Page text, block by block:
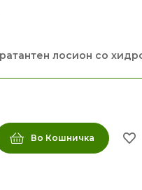
лосион со
Во Кошничка